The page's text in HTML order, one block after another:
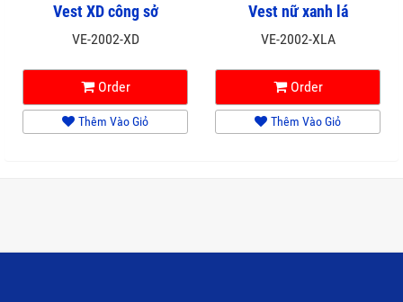
Vest XD công sở
VE-2002-XD
Order
Thêm Vào Giỏ
Vest nữ xanh lá
VE-2002-XLA
Order
Thêm Vào Giỏ